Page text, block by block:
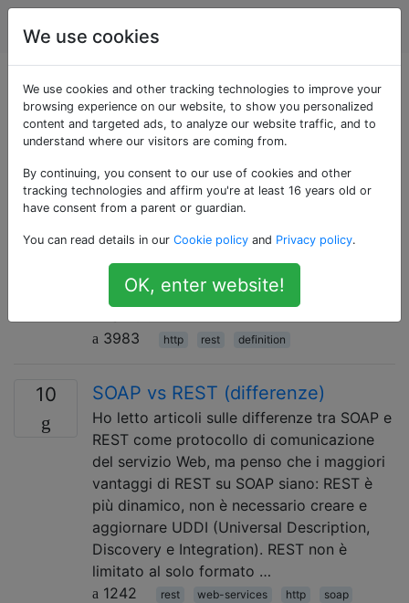
Programmazione
Domande taggate
«definition»
Un tag generico per argomenti che forniscono
definizioni.
30
Che cos'è esattamente la
programmazione RESTful?
Che cos'è esattamente la programmazione
3983
http rest definition
10 SOAP vs REST (differenze)
Ho letto articoli sulle differenze tra SOAP e
REST come protocollo di comunicazione
del servizio Web, ma penso che i maggiori
vantaggi di REST su SOAP siano: REST è
più dinamico, non è necessario creare e
aggiornare UDDI (Universal Description,
Discovery e Integration). REST non è
limitato al solo formato …
1242
rest web-services http
soap
We use cookies
We use cookies and other tracking technologies to improve your
browsing experience on our website, to show you personalized
content and targeted ads, to analyze our website traffic, and to
understand where our visitors are coming from.
By continuing, you consent to our use of cookies and other
tracking technologies and affirm you're at least 16 years old or
have consent from a parent or guardian.
You can read details in our Cookie policy and Privacy policy.
OK, enter website!